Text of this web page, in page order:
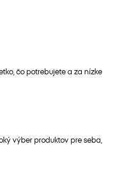
čo potrebujete a za nízke
výber produktov pre seba,